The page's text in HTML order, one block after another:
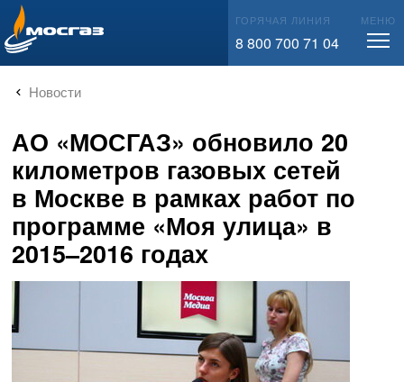
info@mos-gaz.ru ГОРЯЧАЯ ЛИНИЯ
8 800 700 71 04
МЕНЮ
Новости
АО «МОСГАЗ» обновило 20
километров газовых сетей
в Москве в рамках работ по
программе «Моя улица» в
2015–2016 годах